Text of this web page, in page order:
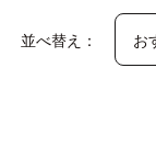
並べ替え：